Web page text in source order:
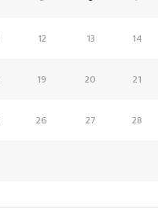
12 13 14
19 20 21
26 27 28